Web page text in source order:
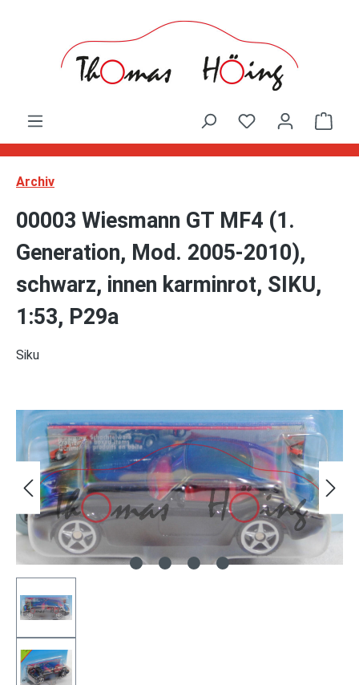
Archiv
00003 Wiesmann GT MF4 (1.
Generation, Mod. 2005-2010),
schwarz, innen karminrot, SIKU,
1:53, P29a
Siku